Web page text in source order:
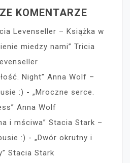
KOMENTARZE
Levenseller – Książka w
miedzy nami” Tricia
Night” Anna Wolf –
:) - „Mroczne serce.
Anna Wolf
i mściwa” Stacia Stark –
:) - „Dwór okrutny i
Stacia Stark